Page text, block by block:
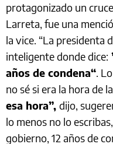
protagonizado un
Larreta, fue una
la vice. “La presidenta
inteligente donde dice:
años de condena“.
no sé si era la hora de
esa hora”, dijo,
lo menos no lo
gobierno, 12 años de